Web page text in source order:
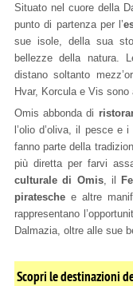
Situato nel cuore della
punto di partenza per l’
sue isole, della sua
bellezze della natura.
distano soltanto
Hvar, Korcula e Vis sono
Omis abbonda di
l’olio d’oliva, il pesce
fanno parte della
più diretta per farvi
culturale di Omis, il
piratesche e altre
rappresentano
Dalmazia, oltre alle sue
Scopri le destinazioni